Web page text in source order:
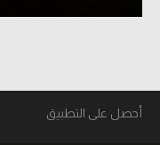
أحصل على التطبيق